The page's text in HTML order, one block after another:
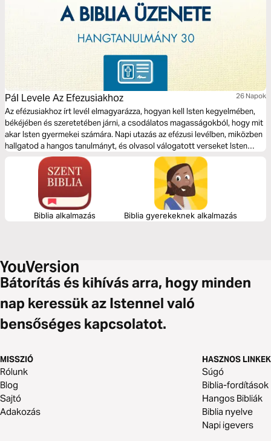
Pál Levele Az Efezusiakhoz 26 Napok
Az efézusiakhoz írt levél elmagyarázza, hogyan kell Isten kegyelmében,
békéjében és szeretetében járni, a csodálatos magasságokból, hogy mit
akar Isten gyermekei számára. Napi utazás az efézusi levélben, miközben
hallgatod a hangos tanulmányt, és olvasol válogatott verseket Isten
Biblia alkalmazás Biblia gyerekeknek alkalmazás
Bátorítás és kihívás arra, hogy minden
nap keressük az Istennel való
bensőséges kapcsolatot.
MISSZIÓ
Rólunk
Blog
Sajtó
Adakozás
HASZNOS LINKEK
Súgó
Biblia-fordítások
Hangos Bibliák
Biblia nyelve
Napi igevers